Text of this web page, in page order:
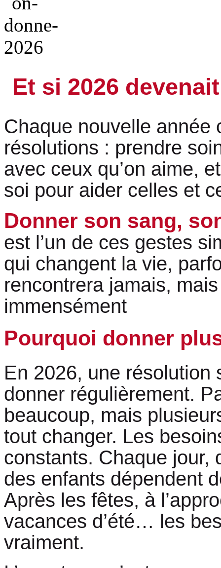
Et si 2026
Chaque nouvelle année
résolutions : prendre
avec ceux qu’on aime,
soi pour aider celles et
Donner son sang,
est l’un de ces gestes
qui changent la vie,
rencontrera jamais,
immensément
Pourquoi donner
En 2026, une résolution
donner régulièrement.
beaucoup, mais
tout changer. Les
constants. Chaque jour,
des enfants dépendent
Après les fêtes, à
vacances d’été… les
vraiment.